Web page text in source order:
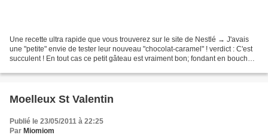
Une recette ultra rapide que vous trouverez sur le site de Nestlé → J'avais
une "petite" envie de tester leur nouveau "chocolat-caramel" ! verdict : C'est
succulent ! En tout cas ce petit gâteau est vraiment bon; fondant en bouche,
Moelleux St Valentin
Publié le 23/05/2011 à 22:25
Par Miomiom